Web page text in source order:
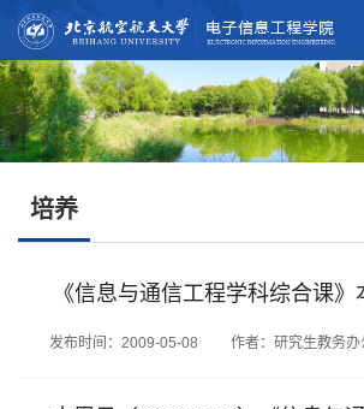
培养
《信息与通信工程学科综合课》
发布时间：2009-05-08 作者：研究生教务办